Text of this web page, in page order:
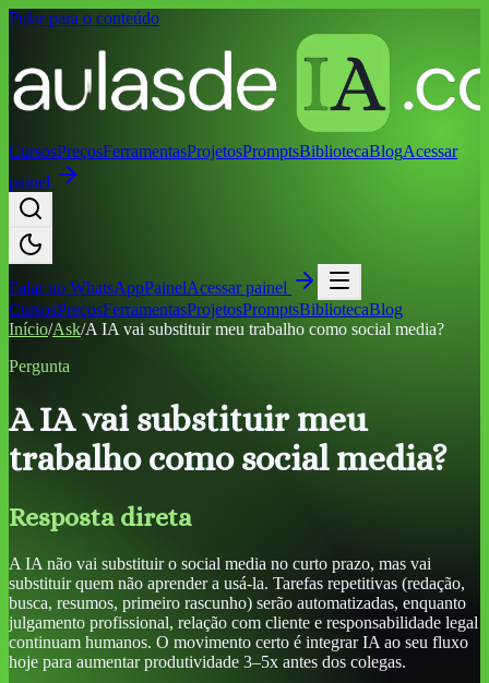
Pular para o conteúdo
CursosPreçosFerramentasProjetosPromptsBibliotecaBlogAcessar
painel
Falar no WhatsAppPainelAcessar painel
CursosPreçosFerramentasProjetosPromptsBibliotecaBlog
Início/Ask/A IA vai substituir meu trabalho como social media?
Pergunta
A IA vai substituir meu
trabalho como social media?
Resposta direta
A IA não vai substituir o social media no curto prazo, mas vai
substituir quem não aprender a usá-la. Tarefas repetitivas (redação,
busca, resumos, primeiro rascunho) serão automatizadas, enquanto
julgamento profissional, relação com cliente e responsabilidade legal
continuam humanos. O movimento certo é integrar IA ao seu fluxo
hoje para aumentar produtividade 3–5x antes dos colegas.